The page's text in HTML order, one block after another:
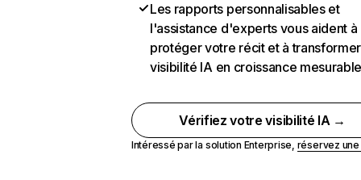
Les rapports personnalisables et
l'assistance d'experts vous aident à
protéger votre récit et à
visibilité IA en croissance
Vérifiez votre visibilité IA →
Intéressé par la solution Enterprise, réservez